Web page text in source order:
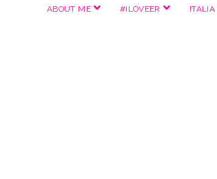
ABOUT ME apri
#ILOVEER apri
ITALIA